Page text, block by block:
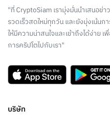
"ที่ CryptoSiam เรามุ่งมั่นนำเสนอข่
รวดเร็วสดใหม่ทุกวัน และยังมุ่งเน้นก
ให้มีความน่าสนใจและเข้าถึงได้ง่าย
การคริปโตไปกับเรา"
บริษัท